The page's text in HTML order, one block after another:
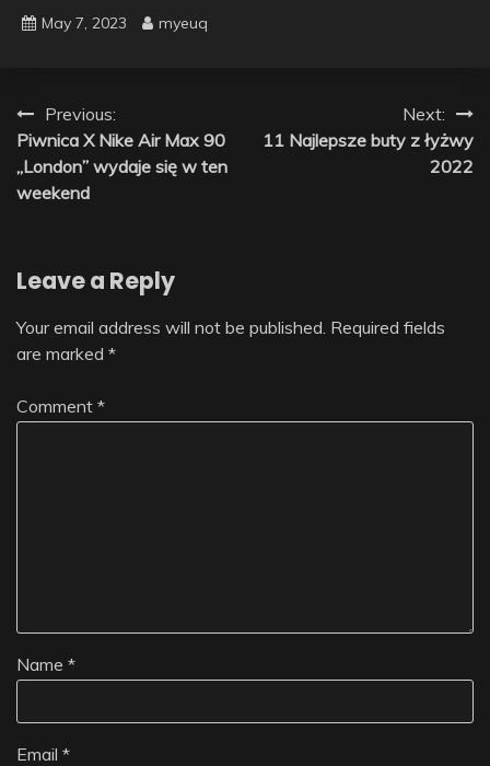
May 7, 2023 myeuq
Post
navigation
Previous:
Piwnica X Nike Air Max 90
„London” wydaje się w ten
weekend
Next:
11 Najlepsze buty z łyżwy
2022
Leave a Reply
Your email address will not be published. Required fields
are marked *
Comment *
Name *
Email *